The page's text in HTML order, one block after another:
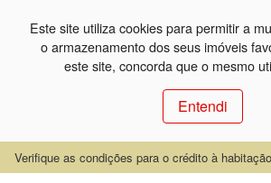
Este site utiliza cookies para permitir a
o armazenamento dos seus imóveis
este site, concorda que o mesmo
Entendi
Verifique as condições para o crédito à